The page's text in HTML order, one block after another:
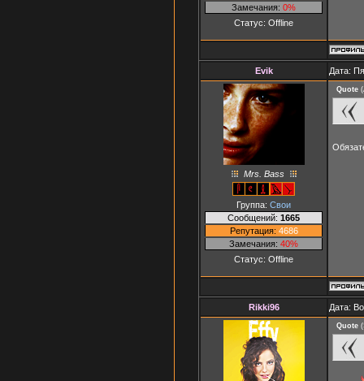
Замечания: 0%
Статус: Offline
Evik Дата:
Mrs. Bass
Группа: Свои
Сообщений: 1665
Репутация: 4686
Замечания: 40%
Статус: Offline
Quote (
Rikki96 Дата:
Quote (